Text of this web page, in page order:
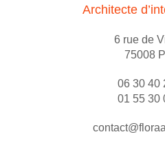
Architecte
6 rue de
75008
06 30 40
01 55 30